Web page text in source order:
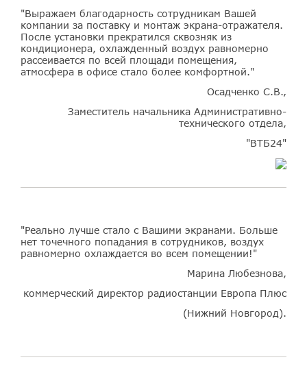
"Выражаем благодарность сотрудникам Вашей
компании за поставку и монтаж экрана-отражателя.
После установки прекратился сквозняк из
кондиционера, охлажденный воздух равномерно
рассеивается по всей площади помещения,
атмосфера в офисе стало более комфортной."
Осадченко С.В.,
Заместитель начальника Административно-
технического отдела,
"ВТБ24"
"Реально лучше стало с Вашими экранами. Больше
нет точечного попадания в сотрудников, воздух
равномерно охлаждается во всем помещении!"
Марина Любезнова,
коммерческий директор радиостанции Европа Плюс
(Нижний Новгород).